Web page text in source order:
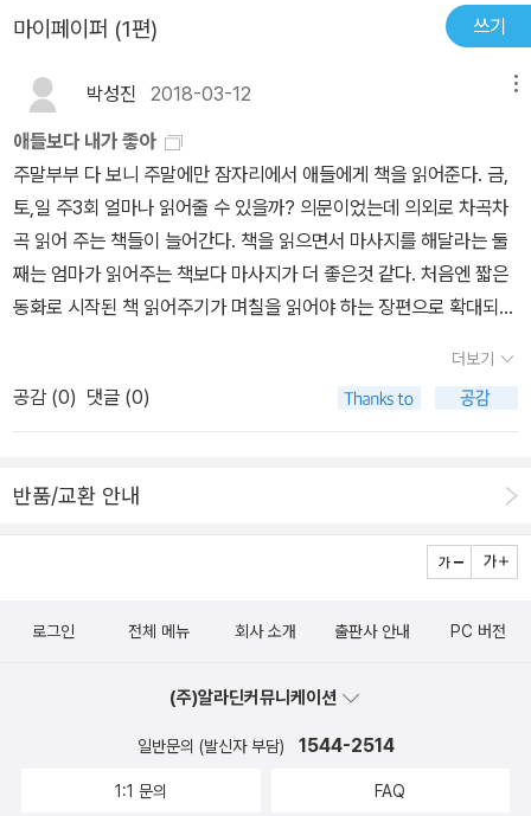
더욱 풍요롭게 한다. 또한 인생에서 힘든 일을 겪을 때도 위로가 되고
힘이 될 것이다. 이것이 시의 힘이다. 과연 어떤 시가 우리 아이들에게
적당할까? 2천여 명을 대상으로 한 독서법 강연에서 학부모들은 아
이와 함께하는 시 낭독에 대해 열렬한 호응을 보내며, 당장 아이와 함
께 해보겠다고 한 이들이 많았다. 그런데 이들이 하는 공통적인 질문
이 있었다. 바로 ‘어떤 시부터, 어떻게 낭독해야 하는가’였다. 이 책의
기획은 여기서부터 시작되었다. 이 고민을 역시 두 아이의 아빠인 조
기영 시인과 공유했으며 저자들은 몇 가지 원칙을 세워 시를 선정했
다. 그 원칙은 바로 ‘1. 명시여야 한다, 2. 우리말 시여야 한다, 3. 짧은
시여야 한다, 4. 낭독하기에 어렵지 않아도 한다, 5. 내용은 깊어도 좋
인의 눈으로 바라보며 잔잔하게 풀어쓴 글이다. 낭독은 부모님이 아
에 대한 이야기를 나누어보자. 시를 더 잘 이해할 수 있는 것은 물론,
상블을 체험해 보세요 『우리아이 명시 낭독』은 일주일 동안 하나의
고영성과 시인 조기영은 우리 아이들에게 가장 좋은 명시 낭독법이
시를 낭독하게 하여 그 의견을 모아 다시 편집하기를 되풀이했다. 그
리고 찾아낸 형태는 바로 <낭독-필사-암송>이다. 이 책은 아이가 하
라나고 있구나 하는 생각을 갖게 합니다. 한권을 통째로 암기하는 그
마이페이퍼 (1편) 쓰기
박성진 2018-03-12
애들보다 내가 좋아
주말부부 다 보니 주말에만 잠자리에서 애들에게 책을 읽어준다. 금,
토,일 주3회 얼마나 읽어줄 수 있을까? 의문이었는데 의외로 차곡차
곡 읽어 주는 책들이 늘어간다. 책을 읽으면서 마사지를 해달라는 둘
째는 엄마가 읽어주는 책보다 마사지가 더 좋은것 같다. 처음엔 짧은
동화로 시작된 책 읽어주기가 며칠을 읽어야 하는 장편으로 확대되
기고 있다. 어쩔땐 내가 읽기 위해 애들을 핑계대고 있는건 아닌가 할
때도 있다. 부모공부를 보고 읽어주었는지 시조도 읽어 주고 동시도
읽어 주고 동화도 읽어주는데, 애들이 어려운 시조도 의외로 군소리
바로 구입했다. 조기영 시인의 시속의 시도 좋고, 애들 좀 읽어주고 내
더보기
공감 (0) 댓글 (0)
반품/교환 안내
로그인 전체 메뉴 회사 소개 출판사 안내 PC 버전
(주)알라딘커뮤니케이션
일반문의 (발신자 부담) 1544-2514
1:1 문의 FAQ